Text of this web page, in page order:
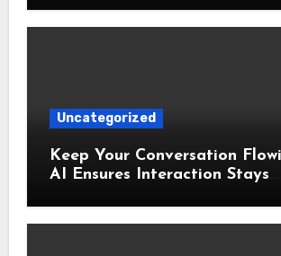
Uncategorized
Keep Your Conversation
AI Ensures Interaction Stays